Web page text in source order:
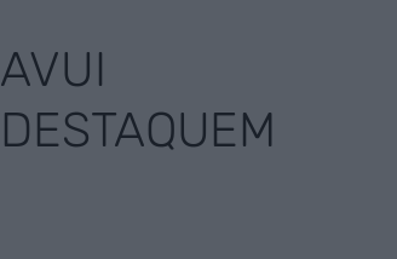
AVUI
DESTAQUEM